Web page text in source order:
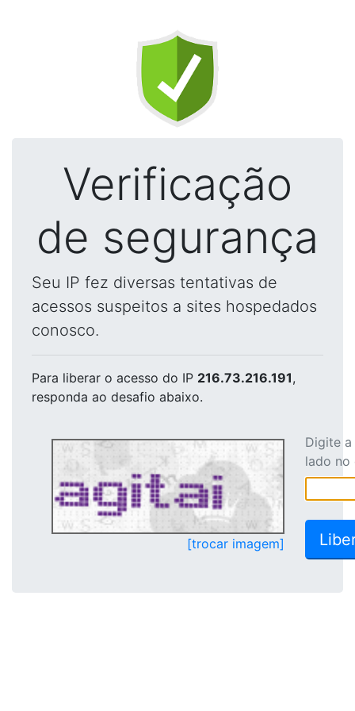
Verificação
de segurança
Seu IP fez diversas tentativas de
acessos suspeitos a sites hospedados
conosco.
Para liberar o acesso do IP 216.73.216.191,
responda ao desafio abaixo.
[trocar imagem]
Digite
lado no